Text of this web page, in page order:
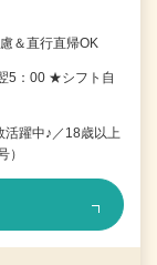
＆直行直帰OK
5：00 ★シフト自
活躍中♪／18歳以上